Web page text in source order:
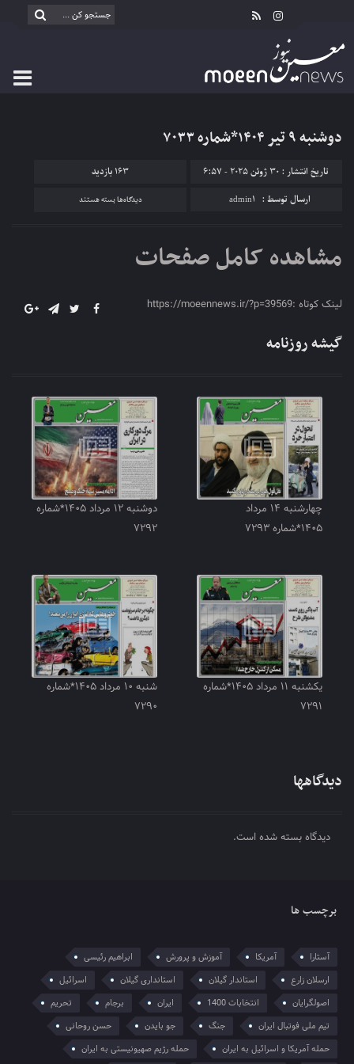
دوشنبه ۹ تیر ۱۴۰۴*شماره ۷۰۳۳
تاریخ انتشار : 30 ژوئن 2025 - 6:57 163 بازدید
ارسال توسط : admin1 دیدگاه‌هابرای
بسته هستند
مشاهده کامل صفحات
لینک کوتاه :https://moeennews.ir/?p=39569
گیشه روزنامه
چهارشنبه ۱۴ مرداد
۱۴۰۵*شماره ۷۲۹۳
دوشنبه ۱۲ مرداد ۱۴۰۵*شماره
۷۲۹۲
یکشنبه ۱۱ مرداد ۱۴۰۵*شماره
۷۲۹۱
شنبه ۱۰ مرداد ۱۴۰۵*شماره
۷۲۹۰
دیدگاهها
دیدگاه بسته شده است.
برچسب ها
آستارا آمریکا آموزش و پرورش
ابراهیم رئیسی
ارسلان زارع
استاندار گیلان استانداری گیلان
اسرائیل
اصولگرایان
انتخابات 1400 ایران برجام
تحریم
تیم ملی فوتبال ایران
جنگ جو بایدن
حسن روحانی
حمله آمریکا و اسرائیل به ایران
حمله رژیم صهیونیستی به ایران